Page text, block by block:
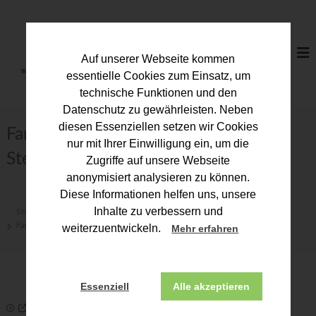
Auf unserer Webseite kommen
essentielle Cookies zum Einsatz, um
technische Funktionen und den
Datenschutz zu gewährleisten. Neben
diesen Essenziellen setzen wir Cookies
nur mit Ihrer Einwilligung ein, um die
Zugriffe auf unsere Webseite
anonymisiert analysieren zu können.
Diese Informationen helfen uns, unsere
Inhalte zu verbessern und
weiterzuentwickeln.
Mehr erfahren
Essenziell Alle akzeptieren
S
e
u
e
r
b
e
r
a
t
e
r
Familien im Fokus: Welche
Steuervorteile Eltern nutzen können
Familien im Fokus: Welche Steuervorteile Eltern nutzen können